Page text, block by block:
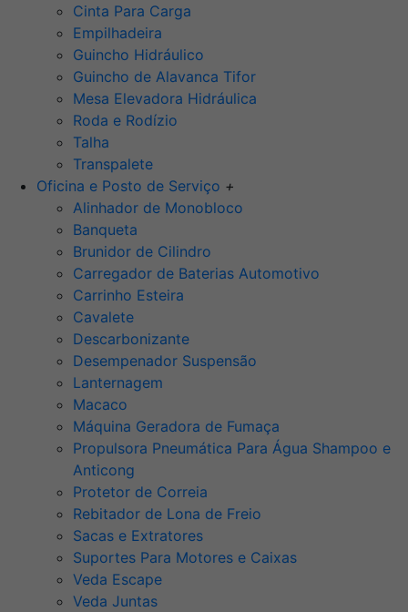
Cinta Para Carga
Empilhadeira
Guincho Hidráulico
Guincho de Alavanca Tifor
Mesa Elevadora Hidráulica
Roda e Rodízio
Talha
Transpalete
Oficina e Posto de Serviço +
Alinhador de Monobloco
Banqueta
Brunidor de Cilindro
Carregador de Baterias Automotivo
Carrinho Esteira
Cavalete
Descarbonizante
Desempenador Suspensão
Lanternagem
Macaco
Máquina Geradora de Fumaça
Propulsora Pneumática Para Água Shampoo e
Anticong
Protetor de Correia
Rebitador de Lona de Freio
Sacas e Extratores
Suportes Para Motores e Caixas
Veda Escape
Veda Juntas